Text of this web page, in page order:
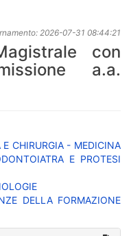
2026-07-31 08:44:21
con
a.a.
CHIRURGIA - MEDICINA
E PROTESI
DELLA FORMAZIONE